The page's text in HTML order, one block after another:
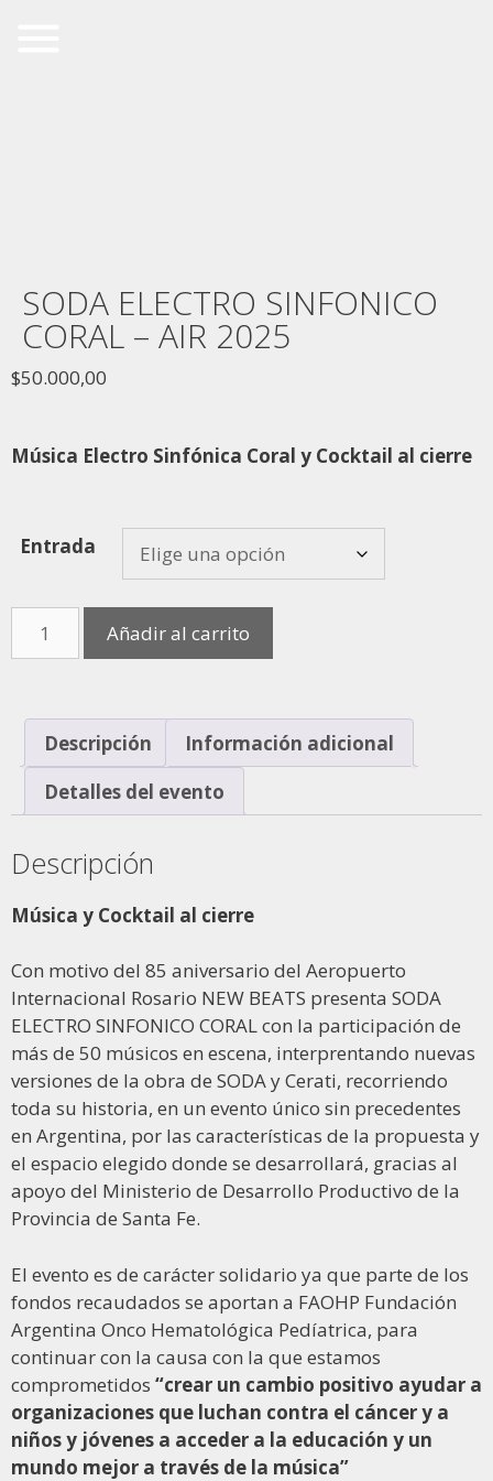
SODA ELECTRO SINFONICO
CORAL – AIR 2025
$50.000,00
Música Electro Sinfónica Coral y Cocktail al cierre
Entrada
Añadir al carrito
Descripción
Información adicional
Detalles del evento
Descripción
Música y Cocktail al cierre
Con motivo del 85 aniversario del Aeropuerto
Internacional Rosario NEW BEATS presenta SODA
ELECTRO SINFONICO CORAL con la participación de
más de 50 músicos en escena, interprentando nuevas
versiones de la obra de SODA y Cerati, recorriendo
toda su historia, en un evento único sin precedentes
en Argentina, por las características de la propuesta y
el espacio elegido donde se desarrollará, gracias al
apoyo del Ministerio de Desarrollo Productivo de la
Provincia de Santa Fe.
El evento es de carácter solidario ya que parte de los
fondos recaudados se aportan a FAOHP Fundación
Argentina Onco Hematológica Pedíatrica, para
continuar con la causa con la que estamos
comprometidos “crear un cambio positivo ayudar a
organizaciones que luchan contra el cáncer y a
niños y jóvenes a acceder a la educación y un
mundo mejor a través de la música”